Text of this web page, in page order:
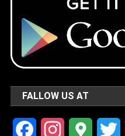
FALLOW US AT
FacebookInstagramGoogle